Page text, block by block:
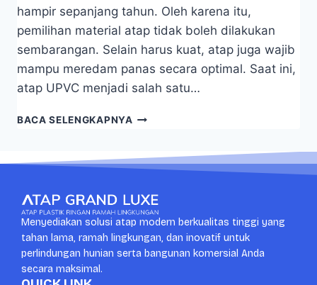
hampir sepanjang tahun. Oleh karena itu,
pemilihan material atap tidak boleh dilakukan
sembarangan. Selain harus kuat, atap juga wajib
mampu meredam panas secara optimal. Saat ini,
atap UPVC menjadi salah satu…
BACA SELENGKAPNYA
Menyediakan solusi atap modern berkualitas tinggi yang
tahan lama, ramah lingkungan, dan inovatif untuk
perlindungan hunian serta bangunan komersial Anda
secara maksimal.